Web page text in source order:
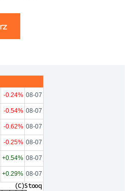
-0.24% 08-07
-0.54% 08-07
-0.62% 08-07
-0.25% 08-07
+0.54% 08-07
+0.29% 08-07